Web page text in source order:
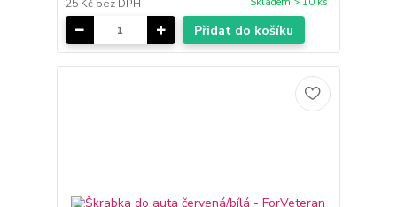
25 Kč bez DPH
Přidat do košíku